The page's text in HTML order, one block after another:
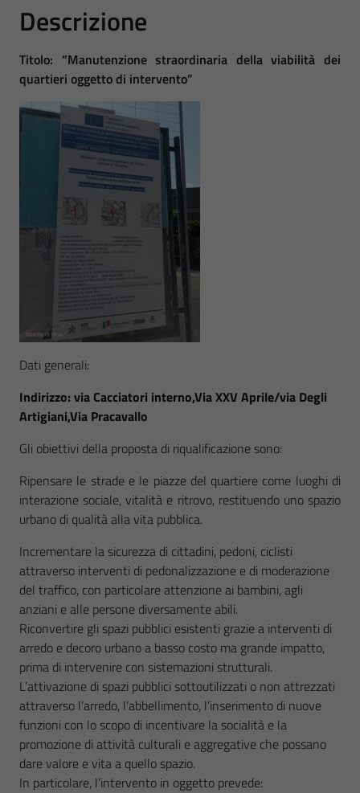
Descrizione
Titolo: “Manutenzione straordinaria della viabilità dei
quartieri oggetto di intervento”
Dati generali:
Indirizzo: via Cacciatori interno,Via XXV Aprile/via Degli
Artigiani,Via Pracavallo
Gli obiettivi della proposta di riqualificazione sono:
Ripensare le strade e le piazze del quartiere come luoghi di
interazione sociale, vitalità e ritrovo, restituendo uno spazio
urbano di qualità alla vita pubblica.
Incrementare la sicurezza di cittadini, pedoni, ciclisti
attraverso interventi di pedonalizzazione e di moderazione
del traffico, con particolare attenzione ai bambini, agli
anziani e alle persone diversamente abili.
Riconvertire gli spazi pubblici esistenti grazie a interventi di
arredo e decoro urbano a basso costo ma grande impatto,
prima di intervenire con sistemazioni strutturali.
L’attivazione di spazi pubblici sottoutilizzati o non attrezzati
attraverso l’arredo, l’abbellimento, l’inserimento di nuove
funzioni con lo scopo di incentivare la socialità e la
promozione di attività culturali e aggregative che possano
dare valore e vita a quello spazio.
In particolare, l’intervento in oggetto prevede: